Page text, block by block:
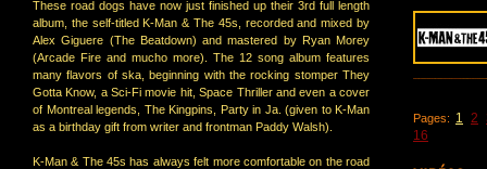
These road dogs have now just finished up their 3rd full length
album, the self-titled K-Man & The 45s, recorded and mixed by
Alex Giguere (The Beatdown) and mastered by Ryan Morey
(Arcade Fire and mucho more). The 12 song album features
many flavors of ska, beginning with the rocking stomper They
Gotta Know, a Sci-Fi movie hit, Space Thriller and even a cover
of Montreal legends, The Kingpins, Party in Ja. (given to K-Man
as a birthday gift from writer and frontman Paddy Walsh).
K-Man & The 45s has always felt more comfortable on the road
Pages: 1 2
16